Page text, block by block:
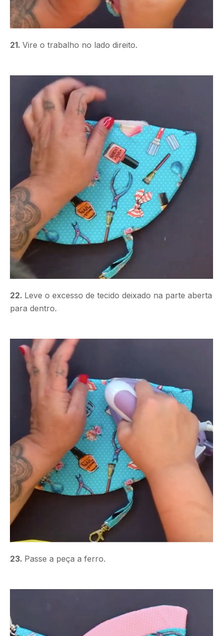
21. Vire o trabalho no lado direito.
22. Leve o excesso de tecido deixado na parte aberta
para dentro.
23. Passe a peça a ferro.